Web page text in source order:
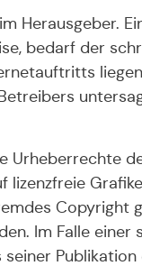
Herausgeber.
bedarf der
Im Falle